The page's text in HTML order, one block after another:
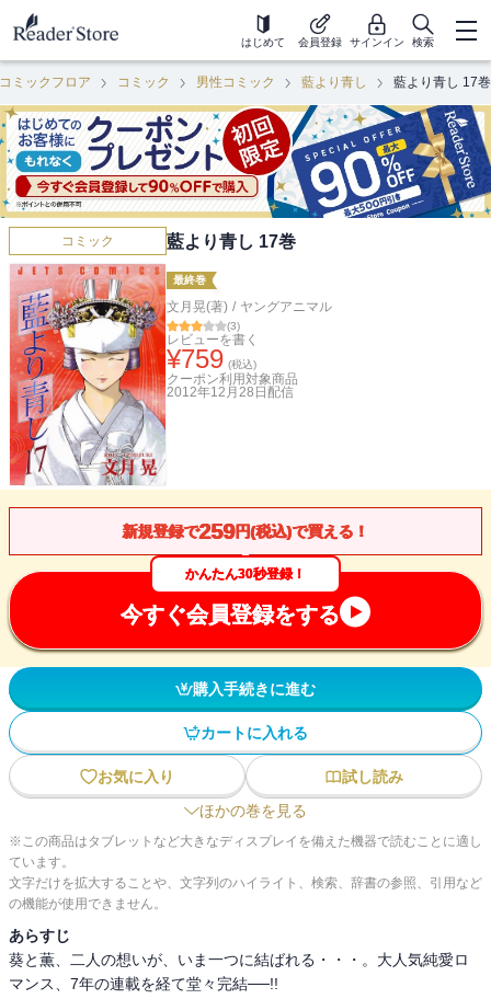
はじめて 会員登録 サインイン 検索
コミックフロア コミック 男性コミック 藍より青し 藍より青し 17巻
コミック 藍より青し 17巻
最終巻
文月晃(著) / ヤングアニマル
(3)
レビューを書く
¥759 (税込)
クーポン利用対象商品
2012年12月28日 配信
新規登録で259円(税込)で買える！
かんたん30秒登録！
今すぐ会員登録をする
購入手続きに進む
カートに入れる
お気に入り
試し読み
ほかの巻を見る
※この商品はタブレットなど大きなディスプレイを備えた機器で読むことに適し
ています。
文字だけを拡大することや、文字列のハイライト、検索、辞書の参照、引用など
の機能が使用できません。
あらすじ
葵と薫、二人の想いが、いま一つに結ばれる・・・。大人気純愛ロ
マンス、7年の連載を経て堂々完結──!!